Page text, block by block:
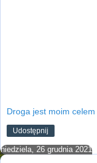
Droga jest moim celem
Udostępnij
niedziela, 26 grudnia 2021